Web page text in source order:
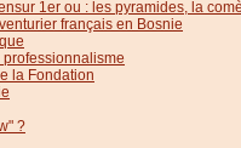
1er ou : les pyramides, la
français en Bosnie
la Fondation
?